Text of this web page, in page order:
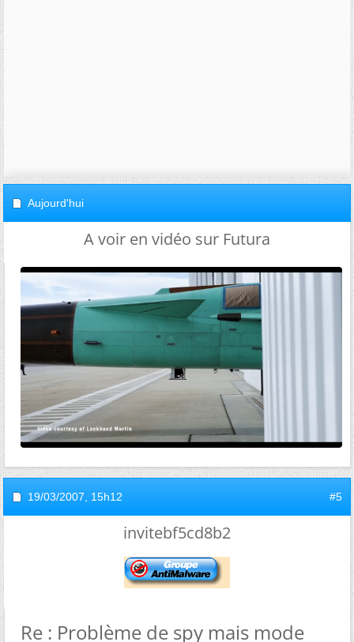
Aujourd'hui
A voir en vidéo sur Futura
19/03/2007, 15h12 #5
invitebf5cd8b2
Re : Problème de spy mais mode